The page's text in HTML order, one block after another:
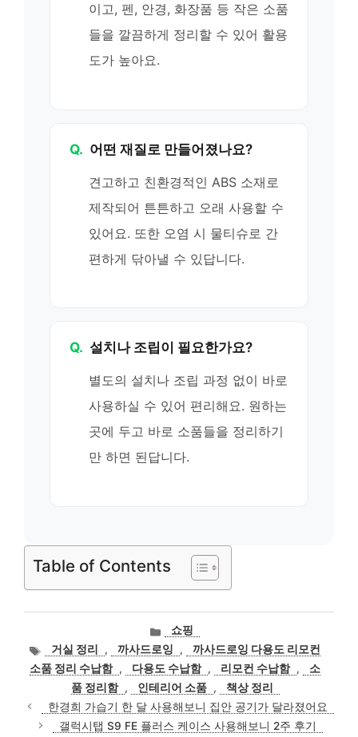
이고, 펜, 안경, 화장품 등 작은 소품
들을 깔끔하게 정리할 수 있어 활용
도가 높아요.
Q. 어떤 재질로 만들어졌나요?
견고하고 친환경적인 ABS 소재로
제작되어 튼튼하고 오래 사용할 수
있어요. 또한 오염 시 물티슈로 간
편하게 닦아낼 수 있답니다.
Q. 설치나 조립이 필요한가요?
별도의 설치나 조립 과정 없이 바로
사용하실 수 있어 편리해요. 원하는
곳에 두고 바로 소품들을 정리하기
만 하면 된답니다.
Table of Contents
카
테
고
리
쇼핑
태
그
거실 정리 , 까사드로잉 ,
까사드로잉 다용도 리모컨
소품 정리 수납함 , 다용도 수납함 , 리모컨 수납함 ,
소
품 정리함 , 인테리어 소품 ,
책상 정리
한경희 가습기 한 달 사용해보니 집안 공기가 달라졌어요
갤럭시탭 S9 FE 플러스 케이스 사용해보니 2주 후기